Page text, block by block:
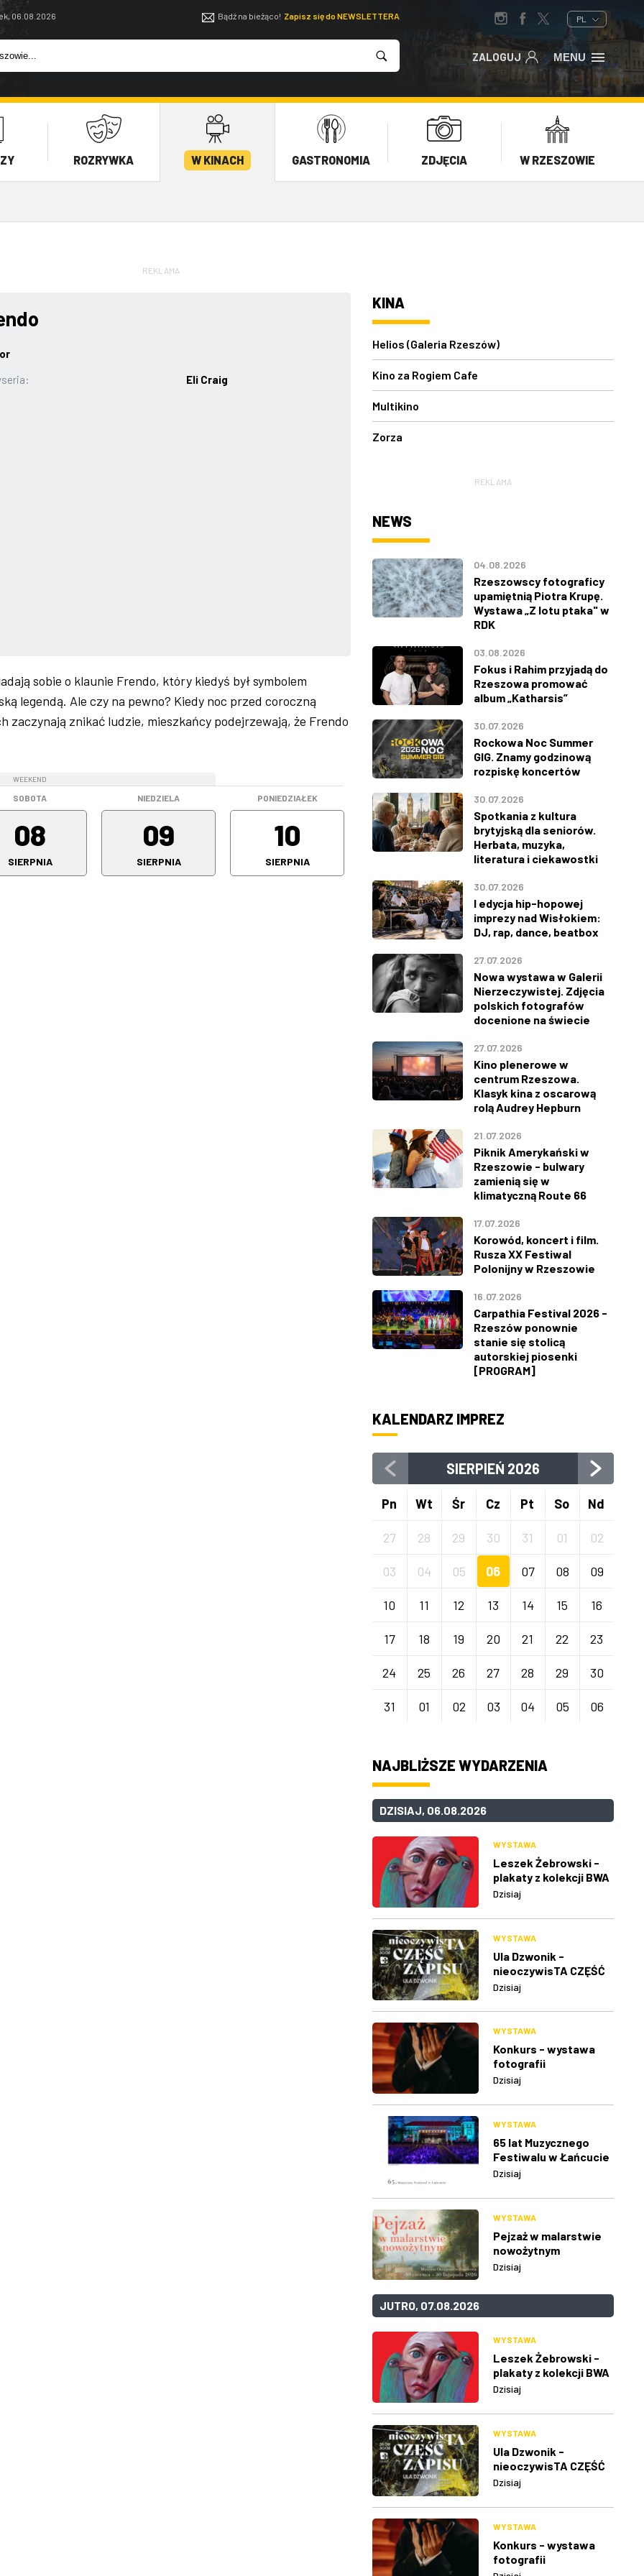
06.08.2026 Bądź na bieżąco! Zapisz się do NEWSLETTERA PL
ZALOGUJ MENU
ROZRYWKA W KINACH GASTRONOMIA ZDJĘCIA W RZESZOWIE
REKLAMA
Eli Craig
sobie o klaunie Frendo, który kiedyś był symbolem
legendą. Ale czy na pewno? Kiedy noc przed coroczną
zaczynają znikać ludzie, mieszkańcy podejrzewają, że Frendo
WEEKEND
SOBOTA
08
SIERPNIA
NIEDZIELA
09
SIERPNIA
PONIEDZIAŁEK
10
SIERPNIA
WTOREK
11 12
SIERPNIA
KINA
Helios (Galeria Rzeszów)
Kino za Rogiem Cafe
Multikino
Zorza
REKLAMA
NEWS
04.08.2026
Rzeszowscy fotograficy
upamiętnią Piotra Krupę.
Wystawa „Z lotu ptaka" w
RDK
03.08.2026
Fokus i Rahim przyjadą do
Rzeszowa promować
album „Katharsis”
30.07.2026
Rockowa Noc Summer
GIG. Znamy godzinową
rozpiskę koncertów
30.07.2026
Spotkania z kultura
brytyjską dla seniorów.
Herbata, muzyka,
literatura i ciekawostki
30.07.2026
I edycja hip-hopowej
imprezy nad Wisłokiem:
DJ, rap, dance, beatbox
27.07.2026
Nowa wystawa w Galerii
Nierzeczywistej. Zdjęcia
polskich fotografów
docenione na świecie
27.07.2026
Kino plenerowe w
centrum Rzeszowa.
Klasyk kina z oscarową
rolą Audrey Hepburn
21.07.2026
Piknik Amerykański w
Rzeszowie - bulwary
zamienią się w
klimatyczną Route 66
17.07.2026
Korowód, koncert i film.
Rusza XX Festiwal
Polonijny w Rzeszowie
16.07.2026
Carpathia Festival 2026 -
Rzeszów ponownie
stanie się stolicą
autorskiej piosenki
[PROGRAM]
KALENDARZ IMPREZ
SIERPIEŃ 2026
Pn Wt Śr Cz Pt So Nd
27 28 29 30 31 01 02
03 04 05 06 07 08 09
10 11 12 13 14 15 16
17 18 19 20 21 22 23
24 25 26 27 28 29 30
31 01 02 03 04 05 06
NAJBLIŻSZE WYDARZENIA
DZISIAJ, 06.08.2026
WYSTAWA
Leszek Żebrowski -
plakaty z kolekcji BWA
w Rzeszowie
Dzisiaj
WYSTAWA
Ula Dzwonik -
nieoczywisTA CZĘŚĆ
ZAPISU
Dzisiaj
WYSTAWA
Konkurs - wystawa
fotografii
Dzisiaj
WYSTAWA
65 lat Muzycznego
Festiwalu w Łańcucie
Dzisiaj
WYSTAWA
Pejzaż w malarstwie
nowożytnym
Dzisiaj
JUTRO, 07.08.2026
WYSTAWA
Leszek Żebrowski -
plakaty z kolekcji BWA
w Rzeszowie
Dzisiaj
WYSTAWA
Ula Dzwonik -
nieoczywisTA CZĘŚĆ
ZAPISU
Dzisiaj
WYSTAWA
Konkurs - wystawa
fotografii